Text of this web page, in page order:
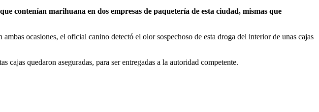
contenían marihuana en dos empresas de paquetería de esta ciudad, mismas que
ocasiones, el oficial canino detectó el olor sospechoso de esta droga del interior de unas cajas
cajas quedaron aseguradas, para ser entregadas a la autoridad competente.